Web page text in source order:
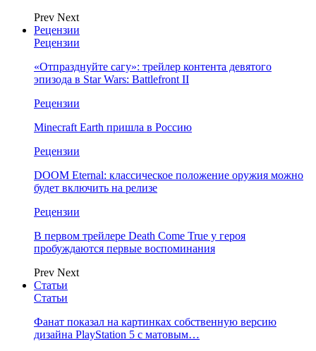
Prev Next
Рецензии
Рецензии
«Отпразднуйте сагу»: трейлер контента девятого
эпизода в Star Wars: Battlefront II
Рецензии
Minecraft Earth пришла в Россию
Рецензии
DOOM Eternal: классическое положение оружия можно
будет включить на релизе
Рецензии
В первом трейлере Death Come True у героя
пробуждаются первые воспоминания
Prev Next
Статьи
Статьи
Фанат показал на картинках собственную версию
дизайна PlayStation 5 с матовым…